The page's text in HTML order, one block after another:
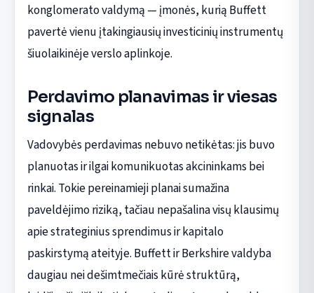
konglomerato valdymą — įmonės, kurią Buffett
pavertė vienu įtakingiausių investicinių instrumentų
šiuolaikinėje verslo aplinkoje.
Perdavimo planavimas ir viesas
signalas
Vadovybės perdavimas nebuvo netikėtas: jis buvo
planuotas ir ilgai komunikuotas akcininkams bei
rinkai. Tokie pereinamieji planai sumažina
paveldėjimo riziką, tačiau nepašalina visų klausimų
apie strateginius sprendimus ir kapitalo
paskirstymą ateityje. Buffett ir Berkshire valdyba
daugiau nei dešimtmečiais kūrė struktūrą,